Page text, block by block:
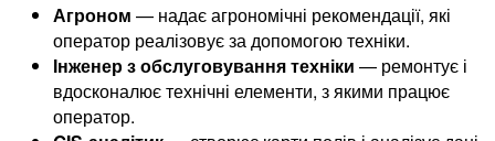
Агроном — надає агрономічні рекомендації, які
оператор реалізовує за допомогою техніки.
Інженер з обслуговування техніки — ремонтує і
вдосконалює технічні елементи, з якими працює
оператор.